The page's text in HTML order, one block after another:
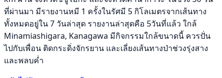
ที่ผ่านมา มีรายงานหมี 1 ครั้งในรัศมี 5 กิโลเมตรจากเส้นทาง
ทั้งหมดอยู่ใน 7 วันล่าสุด รายงานล่าสุดคือ 5วันที่แล้ว ใกล้
Minamiashigara, Kanagawa มีกิจกรรมใกล้ขนาดนี้ ควรปั่น
ไปกับเพื่อน ติดกระดิ่งจักรยาน และเลี่ยงเส้นทางป่าช่วงรุ่งสาง
และพลบค่ำ